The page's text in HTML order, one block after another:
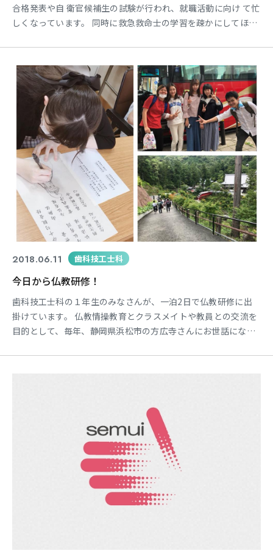
合格発表や自 衛官候補生の試験が行われ、就職活動に向け て忙
しくなっています。 同時に救急救命士の学習を疎かにしてほし
オープンキャンパスが開催されます。 6月からAO入学試験のエ
ントリーが開始され て出願状況も良好ですが・・・
2018.06.11 歯科技工士科
今日から仏教研修！
歯科技工士科の１年生のみなさんが、一泊2日で仏教研修に出
掛けています。 仏教情操教育とクラスメイトや教員との交流を
目的として、毎年、静岡県浜松市の方広寺さんにお世話になっ
す。
東海医療科学
東海医療科学
東海医療科学
東海医療科学